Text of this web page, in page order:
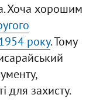
Хоча хорошим
року. Тому
для захисту.